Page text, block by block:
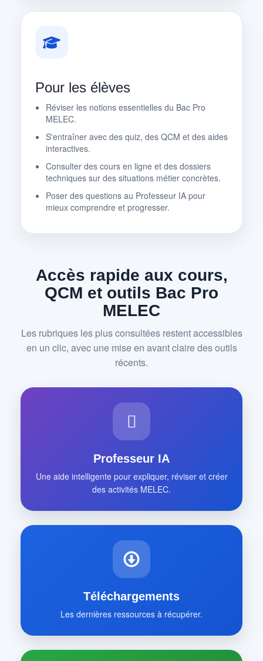
Pour les élèves
Réviser les notions essentielles du Bac Pro
MELEC.
S'entraîner avec des quiz, des QCM et des aides
interactives.
Consulter des cours en ligne et des dossiers
techniques sur des situations métier concrètes.
Poser des questions au Professeur IA pour
mieux comprendre et progresser.
Accès rapide aux cours,
QCM et outils Bac Pro
MELEC
Les rubriques les plus consultées restent accessibles
en un clic, avec une mise en avant claire des outils
récents.
Professeur IA
Une aide intelligente pour expliquer, réviser et créer
des activités MELEC.
Téléchargements
Les dernières ressources à récupérer.